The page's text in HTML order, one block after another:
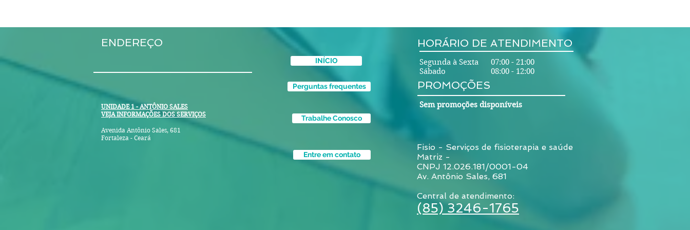
ENDEREÇO
UNIDADE 1 - ANTÔNIO SALES
VEJA INFORMAÇÕES DOS SERVIÇOS
Avenida Antônio Sales, 681
Fortaleza - Ceará
INÍCIO
Perguntas frequentes
Trabalhe Conosco
Entre em contato
HORÁRIO DE ATENDIMENTO
Segunda à Sexta 07:00 - 21:00
Sábado 08:00 - 12:00
PROMOÇÕES
Sem promoções disponíveis
Fisio - Serviços de fisioterapia e saúde
Matriz -
CNPJ 12.026.181/0001-04
Av. Antônio Sales, 681
Central de atendimento:
(85) 3246-1765